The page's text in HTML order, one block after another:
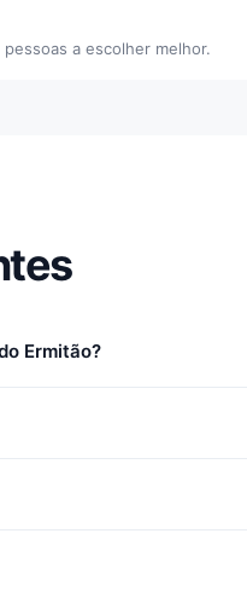
a escolher melhor.
Ermitão?